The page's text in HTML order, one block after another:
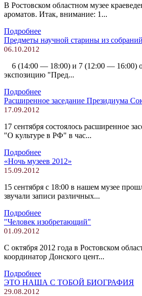
В Ростовском областном музее
ароматов. Итак, внимание: 1...
Подробнее
Предметы научной старины из
06.10.2012
6 (14:00 — 18:00) и 7 (12:00 — 16:00)
экспозицию "Пред...
Подробнее
Расширенное заседание Президиума
17.09.2012
17 сентября состоялось расширенное
"О культуре в РФ" в час...
Подробнее
«Ночь музеев 2012»
15.09.2012
15 сентября с 18:00 в нашем музее
звучали записи различных...
Подробнее
"Человек изобретающий"
01.09.2012
С октября 2012 года в Ростовском
координатор Донского цент...
Подробнее
ЭТО НАША С ТОБОЙ БИОГРАФИЯ
29.08.2012